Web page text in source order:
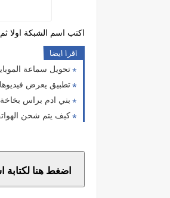
اكتب اسم الشبكة اولا
اقرا ايضا
تحويل سماعة الموبايل الي
تطبيق يعرض
بني ادم براس بخاخة
كيف يتم شحن
اضغط هنا لكتابة